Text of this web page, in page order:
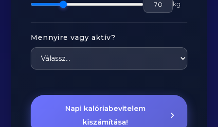
kg
Mennyire vagy aktív?
Napi kalóriabevitelem
kiszámítása!